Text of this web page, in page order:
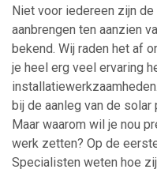
Niet voor iedereen zijn
aanbrengen ten aanzien
bekend. Wij raden het af
je heel erg veel ervaring
bij de aanleg van de
Maar waarom wil je nou
werk zetten? Op de
Specialisten weten hoe